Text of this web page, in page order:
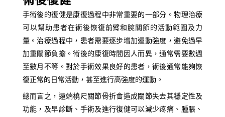
手術後的復健是康復過程中非常重要的一部分。物理治療
可以幫助患者在術後恢復前臂和腕關節的活動範圍及力
量。治療過程中，患者需要逐步增加運動強度，避免過早
加重關節負擔。術後的康復時間因人而異，通常需要數週
至數月不等。對於手術效果良好的患者，術後通常能夠恢
復正常的日常活動，甚至進行高強度的運動。
總而言之，遠端橈尺關節骨折會造成關節失去其穩定性及
功能，及早診斷、手術及進行復健可以減少疼痛、腫脹、